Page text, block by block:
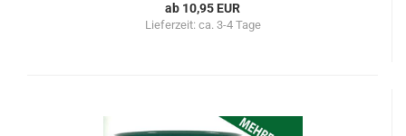
ab 10,95 EUR
Lieferzeit: ca. 3-4 Tage